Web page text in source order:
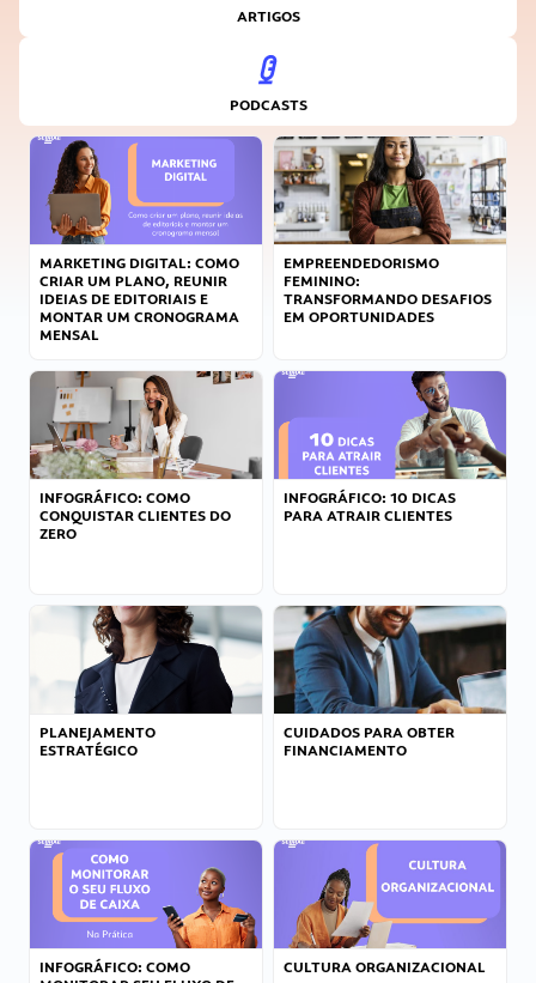
ARTIGOS
PODCASTS
MARKETING DIGITAL: COMO
CRIAR UM PLANO, REUNIR
IDEIAS DE EDITORIAIS E
MONTAR UM CRONOGRAMA
MENSAL
EMPREENDEDORISMO
FEMININO:
TRANSFORMANDO DESAFIOS
EM OPORTUNIDADES
INFOGRÁFICO: COMO
CONQUISTAR CLIENTES DO
ZERO
INFOGRÁFICO: 10 DICAS
PARA ATRAIR CLIENTES
PLANEJAMENTO
ESTRATÉGICO
CUIDADOS PARA OBTER
FINANCIAMENTO
INFOGRÁFICO: COMO
CULTURA ORGANIZACIONAL